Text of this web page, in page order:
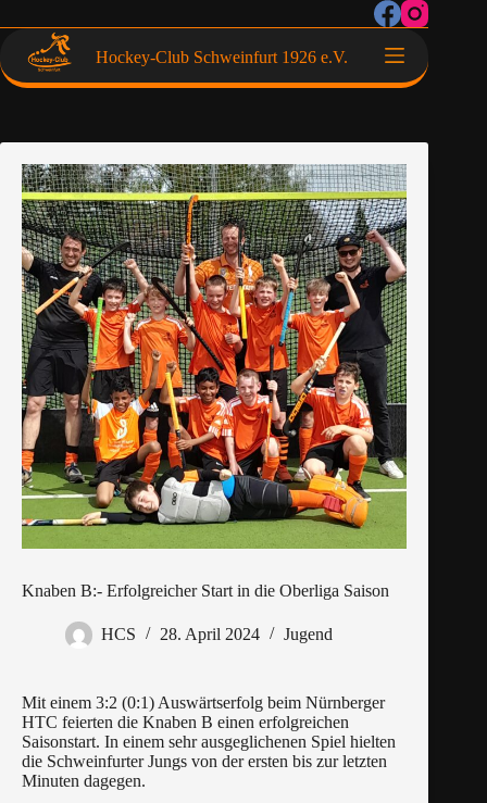
Hockey-Club Schweinfurt 1926 e.V.
Knaben B:- Erfolgreicher Start in die Oberliga Saison
HCS 28. April 2024 Jugend
Mit einem 3:2 (0:1) Auswärtserfolg beim Nürnberger
HTC feierten die Knaben B einen erfolgreichen
Saisonstart. In einem sehr ausgeglichenen Spiel hielten
die Schweinfurter Jungs von der ersten bis zur letzten
Minuten dagegen.